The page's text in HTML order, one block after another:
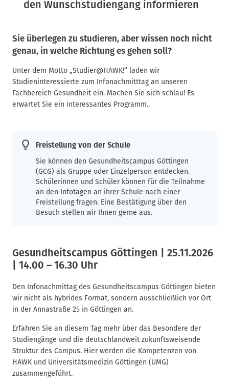
den Wunschstudiengang informieren
Sie überlegen zu studieren, aber wissen noch nicht
genau, in welche Richtung es gehen soll?
Unter dem Motto „Studier@HAWK!“ laden wir
Studieninteressierte zum Infonachmitttag an unseren
Fachbereich Gesundheit ein. Machen Sie sich schlau! Es
erwartet Sie ein interessantes Programm..
Freistellung von der Schule
Sie können den Gesundheitscampus Göttingen
(GCG) als Gruppe oder Einzelperson entdecken.
Schülerinnen und Schüler können für die Teilnahme
an den Infotagen an ihrer Schule nach einer
Freistellung fragen. Eine Bestätigung über den
Besuch stellen wir Ihnen gerne aus.
Gesundheitscampus Göttingen | 25.11.2026
| 14.00 – 16.30 Uhr
Den Infonachmittag des Gesundheitscampus Göttingen bieten
wir nicht als hybrides Format, sondern ausschließlich vor Ort
in der Annastraße 25 in Göttingen an.
Erfahren Sie an diesem Tag mehr über das Besondere der
Studiengänge und die deutschlandweit zukunftsweisende
Struktur des Campus. Hier werden die Kompetenzen von
HAWK und Universitätsmedizin Göttingen (UMG)
zusammengeführt.